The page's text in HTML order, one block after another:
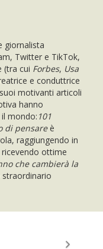
giornalista
Twitter e TikTok,
(tra cui Forbes, Usa
e conduttrice
motivanti articoli
hanno
mondo: 101
di pensareè
raggiungendo in
ottime
che cambierà la